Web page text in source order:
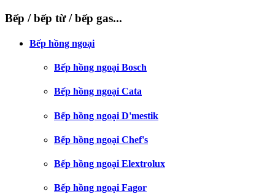
Bếp / bếp từ / bếp gas...
Bếp hồng ngoại
Bếp hồng ngoại Bosch
Bếp hồng ngoại Cata
Bếp hồng ngoại D'mestik
Bếp hồng ngoại Chef's
Bếp hồng ngoại Elextrolux
Bếp hồng ngoại Fagor